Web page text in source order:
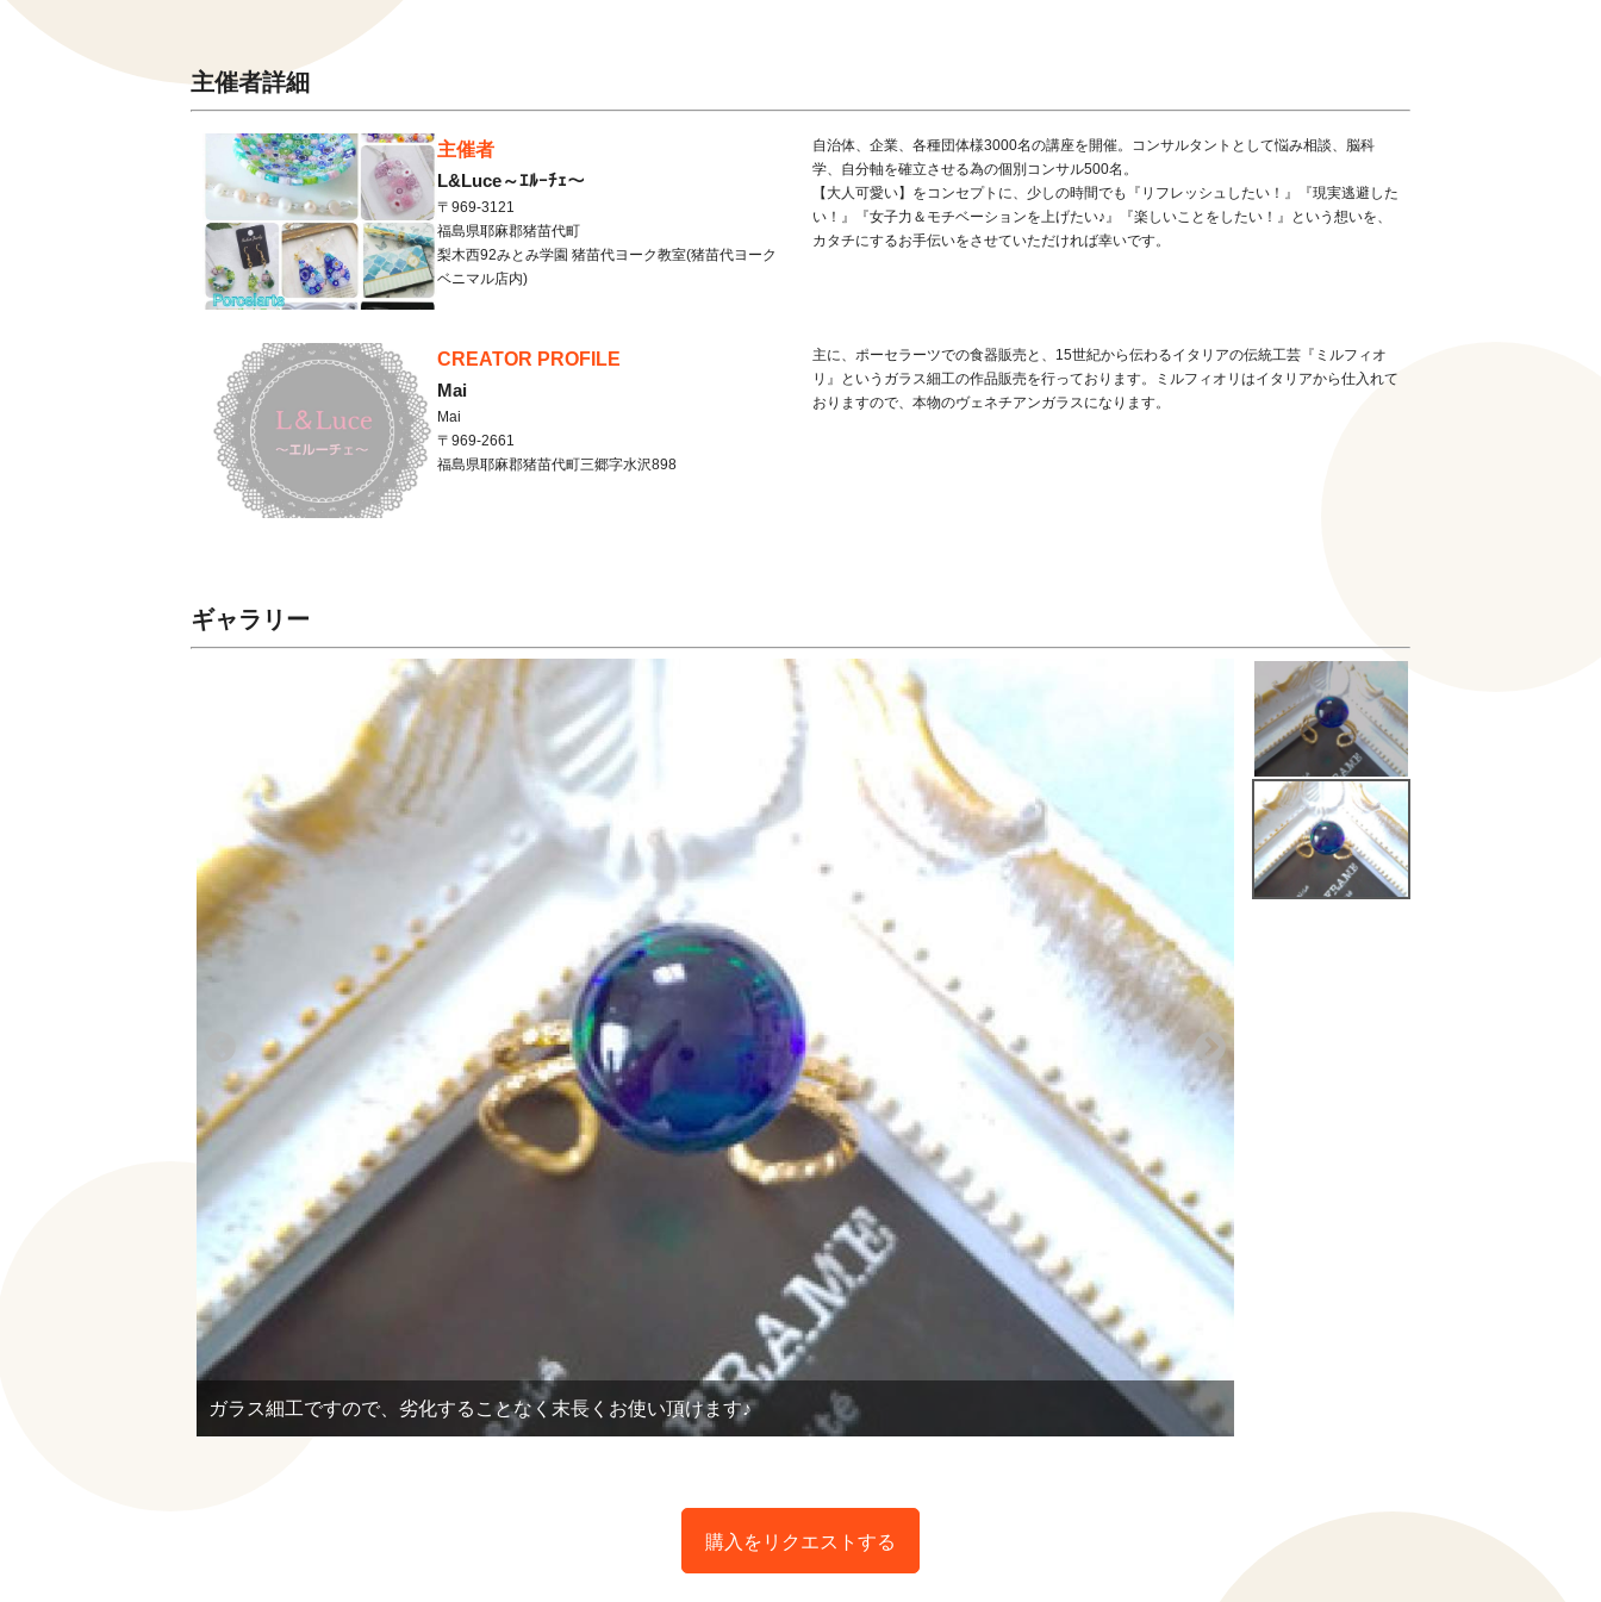
主催者詳細
主催者
L&Luce～ｴﾙｰﾁｪ～
〒969-3121
福島県耶麻郡猪苗代町
梨木西92みとみ学園 猪苗代ヨーク教室(猪苗代ヨーク
ベニマル店内)
自治体、企業、各種団体様3000名の講座を開催。コンサルタントとして悩み相談、脳科
学、自分軸を確立させる為の個別コンサル500名。
【大人可愛い】をコンセプトに、少しの時間でも『リフレッシュしたい！』『現実逃避した
い！』『女子力＆モチベーションを上げたい♪』『楽しいことをしたい！』という想いを、
カタチにするお手伝いをさせていただければ幸いです。
CREATOR PROFILE
Mai
Mai
〒969-2661
福島県耶麻郡猪苗代町三郷字水沢898
主に、ポーセラーツでの食器販売と、15世紀から伝わるイタリアの伝統工芸『ミルフィオ
リ』というガラス細工の作品販売を行っております。ミルフィオリはイタリアから仕入れて
おりますので、本物のヴェネチアンガラスになります。
ギャラリー
ガラス細工ですので、劣化することなく末長くお使い頂けます♪
購入をリクエストする